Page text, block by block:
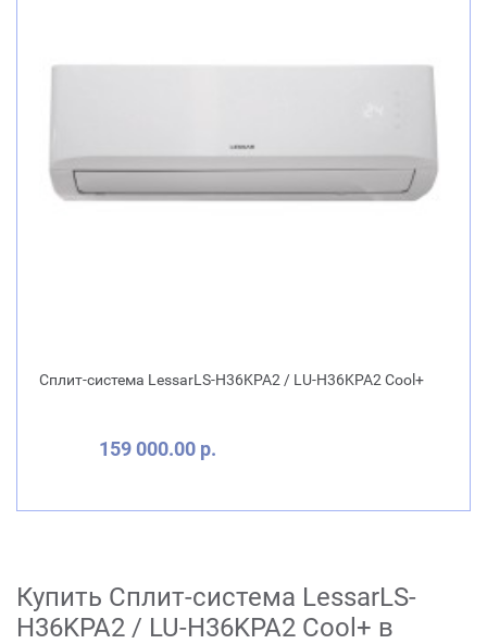
Сплит-система LessarLS-H36KPA2 / LU-H36KPA2 Cool+
159 000.00 р.
Купить Сплит-система LessarLS-
H36KPA2 / LU-H36KPA2 Cool+ в